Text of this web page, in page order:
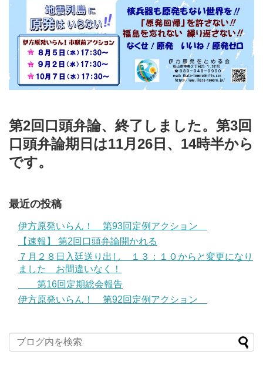
第2回口頭弁論、終了しました。第3回
口頭弁論期日は11月26日、14時半から
です。
最近の投稿
伊方原発いらん！ 第93回定例アクション
【速報】 第2回口頭弁論開かれる
７月２８日入廷送り出し １３：１０からと変更になり
ました お間違いなく！
第16回定期総会報告
伊方原発いらん！ 第92回定例アクション